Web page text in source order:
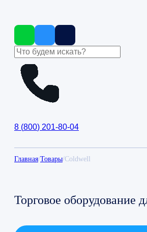
8 (800) 201-80-04
Главная/Товары/Coldwell
Торговое оборудование